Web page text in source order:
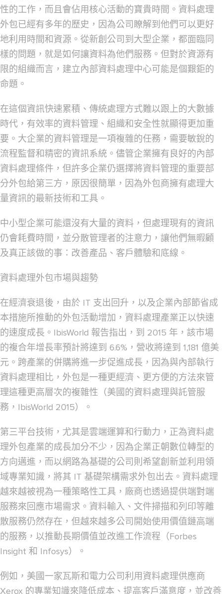
性的工作，而且會佔用核心活動的寶貴時間。資料處理
外包已經有多年的歷史，因為公司瞭解到他們可以更好
地利用時間和資源。從新創公司到大型企業，都面臨同
樣的問題，就是如何讓資料為他們服務。但對於資源有
限的組織而言，建立內部資料處理中心可能是個艱鉅的
命題。
在這個資訊快速累積、傳統處理方式難以跟上的大數據
時代，有效率的資料管理、組織和安全性就顯得更加重
要。大企業的資料管理是一項複雜的任務，需要敏銳的
流程監督和精密的資訊系統。儘管企業擁有良好的內部
資料處理條件，但許多企業仍選擇將資料管理的重要部
分外包給第三方，原因很簡單，因為外包商擁有處理大
量資訊的最新技術和工具。
中小型企業可能還沒有大量的資料，但處理現有的資訊
仍會耗費時間，並分散管理者的注意力，讓他們無暇顧
及真正該做的事：改善產品、客戶體驗和底線。
資料處理外包市場與趨勢
在經濟衰退後，由於 IT 支出回升，以及企業內部節省成
本措施所推動的外包活動增加，資料處理產業正以快速
的速度成長。IbisWorld 報告指出，到 2015 年，該市場
的複合年增長率預計將達到 6.6%，營收將達到 1,181 億美
元。跨產業的併購將進一步促進成長，因為與內部執行
資料處理相比，外包是一種更經濟、更方便的方法來管
理這種更高層次的複雜性（美國的資料處理與託管服
務，IbisWorld 2015）。
第三平台技術，尤其是雲端運算和行動力，正為資料處
理外包產業的成長加分不少，因為企業正朝數位轉型的
方向邁進，而以網路為基礎的公司則希望創新並利用領
域專業知識，將其 IT 基礎架構需求外包出去。資料處理
越來越被視為一種策略性工具，廠商也透過提供端對端
服務來回應市場需求。資料輸入、文件掃描和列印等離
散服務仍然存在，但越來越多公司開始使用價值鏈高端
的服務，以推動長期價值並改進工作流程（Forbes
Insight 和 Infosys）。
例如，美國一家瓦斯和電力公司利用資料處理供應商
Xerox 的專業知識來降低成本、提高客戶滿意度，並改善